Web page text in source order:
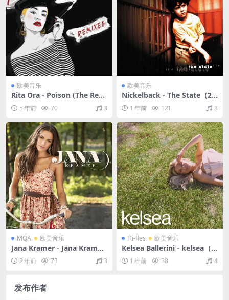
欧美音乐
Rita Ora - Poison (The Rem
ixes)（2015/FLAC/EP分轨/1
36M）
5 年前 70 3
欧美音乐
Nickelback - The State（20
00/FLAC/分轨/274M）
1 年前 121 3
MQA 欧美音乐
Jana Kramer - Jana Kramer
同名专辑（2012/FLAC/分轨/
282M）(MQA/16bit/44.1kH
2 年前 73 3
Hi-Res 欧美音乐
Kelsea Ballerini - kelsea（2
020/FLAC/分轨/476M）(24b
it/44.1kHz)
1 年前 38 4
发布作者